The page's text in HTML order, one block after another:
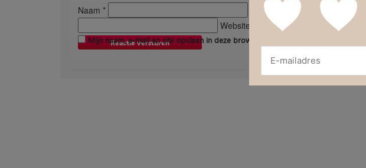
Naam *
E-mail adres * (wordt niet
Website *
Mijn naam, e-mail en site opslaan in deze browser voor de volgende keer